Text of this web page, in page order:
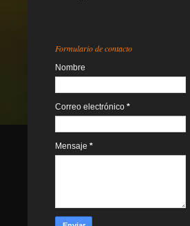
Formulario de contacto
Nombre
Correo electrónico *
Mensaje *